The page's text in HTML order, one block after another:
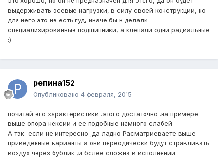
выдерживать осевые нагрузки, в силу своей конструкции, но
для него это не есть гуд, иначе бы н делали
специализированные подшипники, а клепали одни радиальные
:)
репина152
Опубликовано 4 февраля, 2015
почитай его характеристики .этого достаточно .на примере
выше опора нексии и ее подобные намного слабей
А так если не интересно ,да ладно Расматриеваете выше
приведенные варианты а они переодически будут стравливать
воздух через бублик ,и более сложна в исполнении